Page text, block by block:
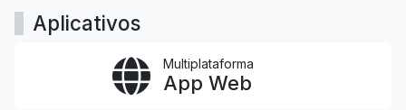
Aplicativos
Multiplataforma
App Web